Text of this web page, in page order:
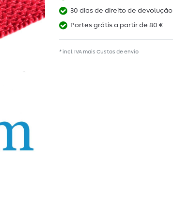
30 dias de direito de devolução
Portes grátis a partir de 80 €
* incl. IVA mais Custos de envio